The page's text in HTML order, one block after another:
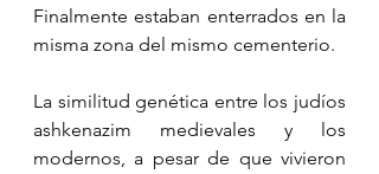
Finalmente estaban enterrados en la
misma zona del mismo cementerio.
La similitud genética entre los judíos
ashkenazim medievales y los
modernos, a pesar de que vivieron